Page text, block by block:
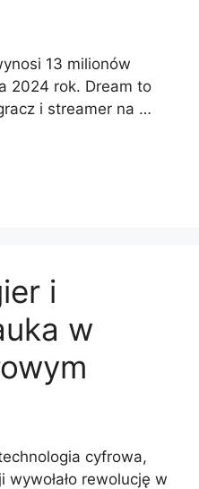
13 milionów
2024 rok. Dream to
i streamer na …
i
w
cyfrowa,
wywołało rewolucję w